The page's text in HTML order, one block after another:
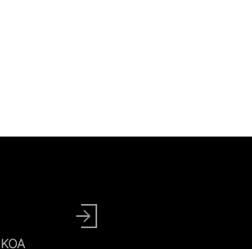
User
account